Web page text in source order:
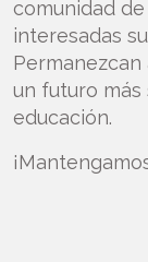
comunidad
interesadas
un futuro
educación.